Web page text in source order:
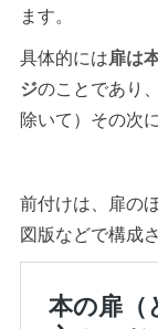
ます。
具体的には扉は
ジのことであり
除いて）その次
前付けは、扉の
図版などで構成